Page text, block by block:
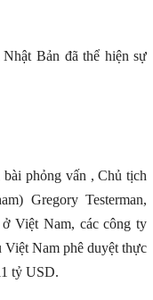
Bản đã thể hiện sự
phỏng vấn , Chủ tịch
Gregory Testerman,
Việt Nam, các công ty
Nam phê duyệt thực
tỷ USD.